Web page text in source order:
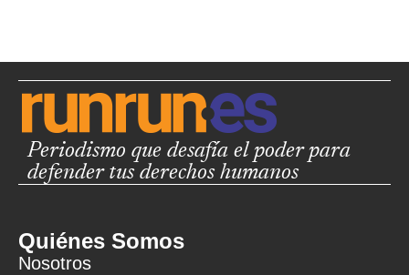
Periodismo que desafía el poder para
defender tus derechos humanos
Quiénes Somos
Nosotros